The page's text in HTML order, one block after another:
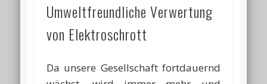
Umweltfreundliche Verwertung
von Elektroschrott
Da unsere Gesellschaft fortdauernd